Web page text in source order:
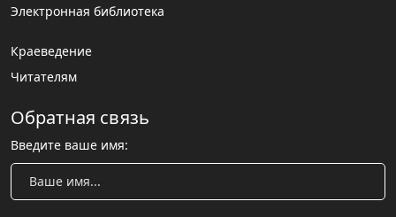
Электронная библиотека
Краеведение
Читателям
Обратная связь
Введите ваше имя: